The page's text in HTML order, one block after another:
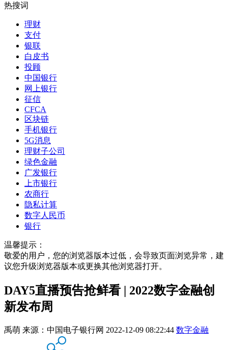
热搜词
理财
支付
银联
白皮书
投顾
中国银行
网上银行
征信
CFCA
区块链
手机银行
5G消息
理财子公司
绿色金融
广发银行
上市银行
农商行
隐私计算
数字人民币
银行
温馨提示：
敬爱的用户，您的浏览器版本过低，会导致页面浏览异常，建
议您升级浏览器版本或更换其他浏览器打开。
DAY5直播预告抢鲜看 | 2022数字金融创
新发布周
禹萌 来源： 中国电子银行网 2022-12-09 08:22:44 数字金融